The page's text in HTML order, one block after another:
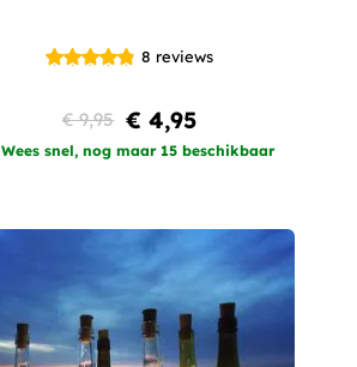
8 reviews
€ 4,95
€ 9,95
Wees snel, nog maar 15 beschikbaar